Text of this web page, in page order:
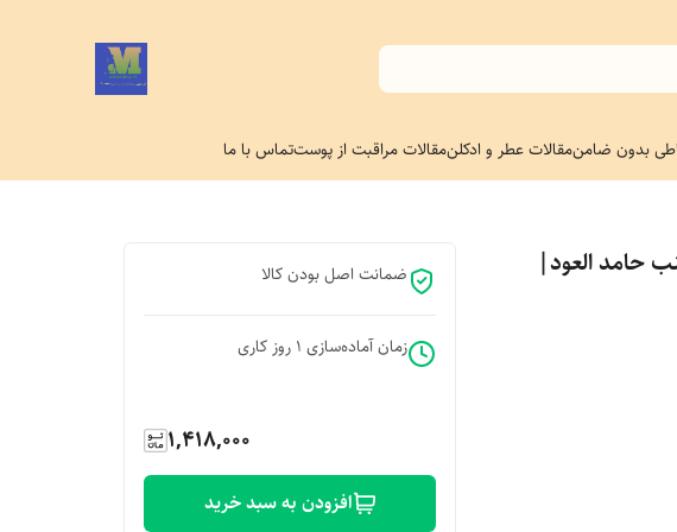
بدون ضامنمقالات عطر و ادکلنمقالات مراقبت از پوستتماس با ما
حامد العود|
ضمانت اصل بودن کالا
زمان آماده‌سازی 1 روز کاری
1,418,000
افزودن به سبد خرید